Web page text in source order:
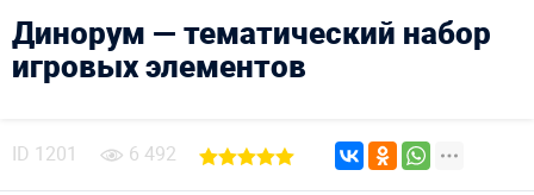
Динорум — тематический набор
игровых элементов
ID 1201 6 492